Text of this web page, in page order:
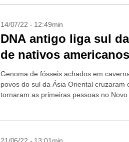
14/07/22 - 12:49min
DNA antigo liga sul
de nativos americanos
Genoma de fósseis achados em
povos do sul da Ásia Oriental cruzaram
tornaram as primeiras pessoas no